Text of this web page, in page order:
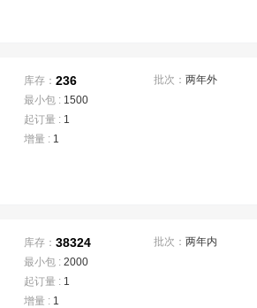
库存：236
最小包 : 1500
起订量 : 1
增量 : 1
批次： 两年外
库存：38324
最小包 :2000
起订量 : 1
增量 : 1
批次： 两年内